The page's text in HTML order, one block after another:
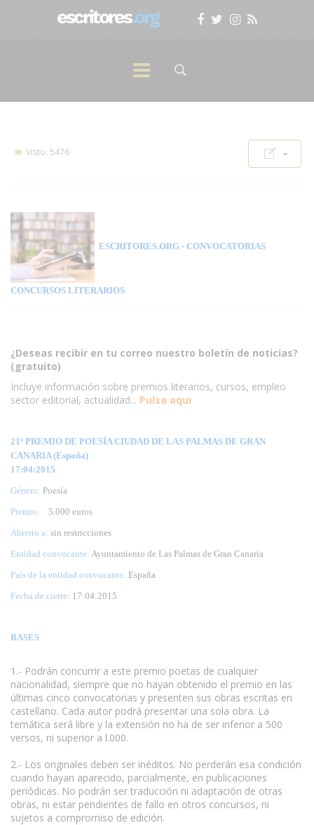
Visto: 5476
ESCRITORES.ORG - CONVOCATORIAS
CONCURSOS LITERARIOS
¿Deseas recibir en tu correo nuestro boletín de noticias?
(gratuito)
Incluye información sobre premios literarios, cursos, empleo
sector editorial, actualidad... Pulsa aqui
21º PREMIO DE POESÍA CIUDAD DE LAS PALMAS DE GRAN
CANARIA (España)
17:04:2015
Género: Poesía
Premio: 5.000 euros
Abierto a: sin restricciones
Entidad convocante: Ayuntamiento de Las Palmas de Gran Canaria
País de la entidad convocante: España
Fecha de cierre: 17:04:2015
BASES
1.- Podrán concurrir a este premio poetas de cualquier
nacionalidad, siempre que no hayan obtenido el premio en las
últimas cinco convocatorias y presenten sus obras escritas en
castellano. Cada autor podrá presentar una sola obra. La
temática será libre y la extensión no ha de ser inferior a 500
versos, ni superior a l.000.
2.- Los originales deben ser inéditos. No perderán esa condición
cuando hayan aparecido, parcialmente, en publicaciones
periódicas. No podrán ser traducción ni adaptación de otras
obras, ni estar pendientes de fallo en otros concursos, ni
sujetos a compromiso de edición.